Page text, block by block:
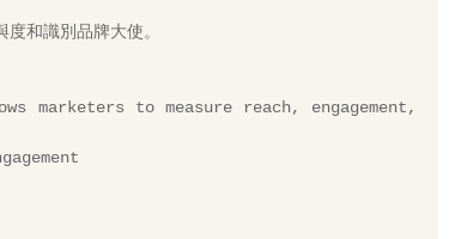
和識別品牌大使。
marketers to measure reach, engagement,